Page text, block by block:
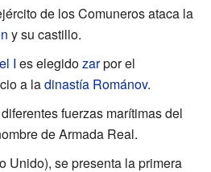
de los Comuneros ataca la
y su castillo.
I es elegidozarpor el
a ladinastía Románov.
fuerzas marítimas del
de Armada Real.
Unido), se presenta la primera